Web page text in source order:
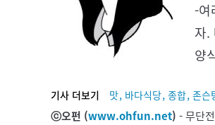
-여
자.
양
기사 더보기 맛, 바다식당, 종합, 존슨
ⓒ오펀 (www.ohfun.net) - 무단